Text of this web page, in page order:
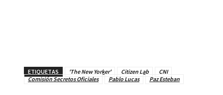
ETIQUETAS 'The New Yorker' Citizen Lab
CNI
Comisión Secretos Oficiales
Pablo Lucas Paz Esteban